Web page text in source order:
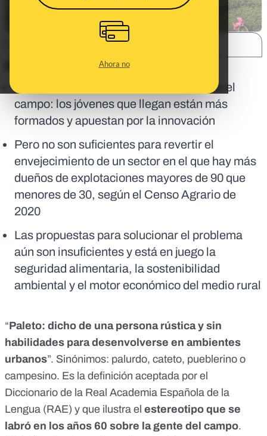
Ahora no
Los viejos estereotipos ya no encajan en el
campo: los jóvenes que llegan están más
formados y apuestan por la innovación
Pero no son suficientes para revertir el
envejecimiento de un sector en el que hay más
dueños de explotaciones mayores de 90 que
menores de 30, según el Censo Agrario de
2020
Las propuestas para solucionar el problema
aún son insuficientes y está en juego la
seguridad alimentaria, la sostenibilidad
ambiental y el motor económico del medio rural
“Paleto: dicho de una persona rústica y sin
habilidades para desenvolverse en ambientes
urbanos”. Sinónimos: palurdo, cateto, pueblerino o
campesino. Es la definición aceptada por el
Diccionario de la Real Academia Española de la
Lengua (RAE) y que ilustra el estereotipo que se
labró en los años 60 sobre la gente del campo.